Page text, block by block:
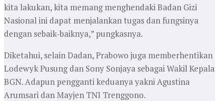
kita lakukan, kita memang menghendaki Badan Gizi
Nasional ini dapat menjalankan tugas dan fungsinya
dengan sebaik-baiknya,” pungkasnya.
Diketahui, selain Dadan, Prabowo juga memberhentikan
Lodewyk Pusung dan Sony Sonjaya sebagai Wakil Kepala
BGN. Adapun pengganti keduanya yakni Agustina
Arumsari dan Mayjen TNI Trenggono.